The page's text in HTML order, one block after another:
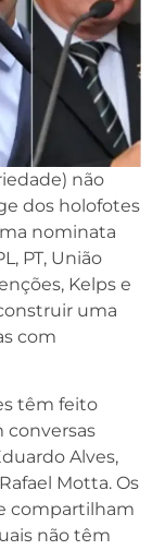
não
dos holofotes
nominata
PT, União
Kelps e
uma
com
têm feito
conversas
Alves,
Motta. Os
compartilham
não têm